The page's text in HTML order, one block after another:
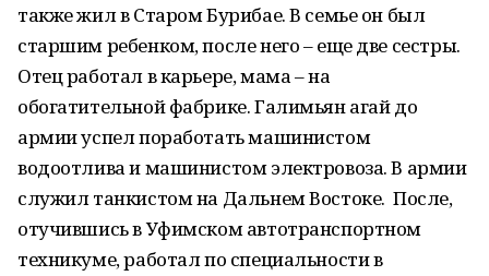
также жил в Старом Бурибае. В семье он был
старшим ребенком, после него – еще две сестры.
Отец работал в карьере, мама – на
обогатительной фабрике. Галимьян агай до
армии успел поработать машинистом
водоотлива и машинистом электровоза. В армии
служил танкистом на Дальнем Востоке. После,
отучившись в Уфимском автотранспортном
техникуме, работал по специальности в